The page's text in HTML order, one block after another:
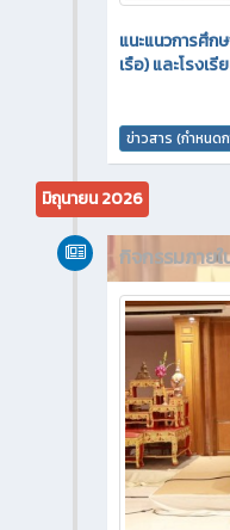
แนะแนวการศึก
เรือ) และโรงเ
ข่าวสาร (กำหนด
มิถุนายน 2026
กิจกรรมภายใ